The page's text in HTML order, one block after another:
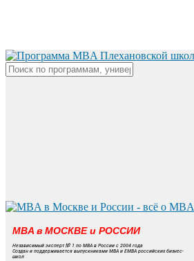
content
MBA в МОСКВЕ и РОССИИ
Независимый эксперт № 1 по MBA в России с 2004 года
Создан и поддерживается выпускниками MBA и EMBA российских бизнес-
школ